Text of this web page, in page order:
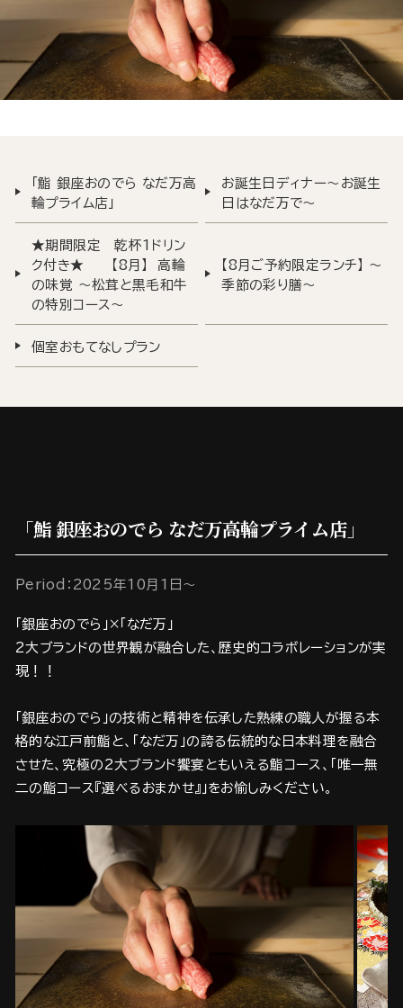
「鮨 銀座おのでら なだ万高
輪プライム店」
お誕生日ディナー～お誕生
日はなだ万で～
★期間限定 乾杯1ドリン
ク付き★ 【8月】 高輪
の味覚 ～松茸と黒毛和牛
の特別コース～
【8月ご予約限定ランチ】 ～
季節の彩り膳～
個室おもてなしプラン
「鮨 銀座おのでら なだ万高輪プライム店」
Period：2025年10月1日～
「銀座おのでら」×「なだ万」
2大ブランドの世界観が融合した、歴史的コラボレーションが実
現！！
「銀座おのでら」の技術と精神を伝承した熟練の職人が握る本
格的な江戸前鮨と、「なだ万」の誇る伝統的な日本料理を融合
させた、究極の2大ブランド饗宴ともいえる鮨コース、「唯一無
二の鮨コース『選べるおまかせ』」をお愉しみください。